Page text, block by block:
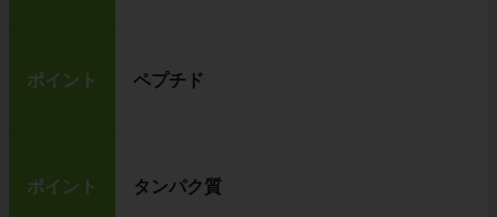
ポイント ペプチド
ポイント タンパク質